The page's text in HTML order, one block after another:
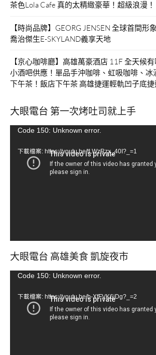
茶色Lola Cafe 真的太精緻豪華！超級浪漫！
【時尚品牌】GEORG JENSEN 全球首間形
喬治傑生E-SKYLAND義享天地
【京心咖啡廳】高雄萬豪酒店 11F 全天候
小酒吧供應！單品手沖咖啡、虹吸咖啡、冰
下午茶！飯店下午茶 高雄捷運輕軌凹子底捷
大眼電台 第一次烤吐司就上手
視Code 150: Unknown error.
下載檔案: https://youtu.be/tLWzRzx_40I?_=1
大眼電台 高雄美食 凱旋夜市
視Code 150: Unknown error.
下載檔案: https://youtu.be/b-XfFVK6jDg?_=2